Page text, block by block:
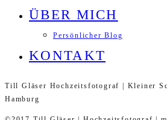
ÜBER MICH
Persönlicher Blog
KONTAKT
Till Gläser Hochzeitsfotograf | Kleiner
Hamburg